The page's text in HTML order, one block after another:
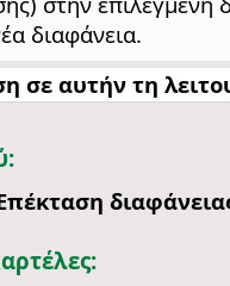
διαφάνεια.
σε αυτήν τη